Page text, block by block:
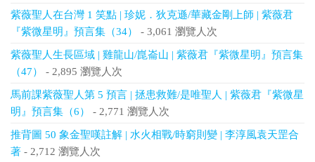
紫薇聖人在台灣 1 笑點 | 珍妮．狄克遜/華藏金剛上師 | 紫薇君
『紫微星明』預言集（34）
- 3,061 瀏覽人次
紫薇聖人生長區域 | 雞龍山/崑崙山 | 紫薇君『紫微星明』預言集
（47）
- 2,895 瀏覽人次
馬前課紫薇聖人第 5 預言 | 拯患救難/是唯聖人 | 紫薇君『紫微星
明』預言集（6）
- 2,771 瀏覽人次
推背圖 50 象金聖嘆註解 | 水火相戰/時窮則變 | 李淳風袁天罡合
著 - 2,712 瀏覽人次